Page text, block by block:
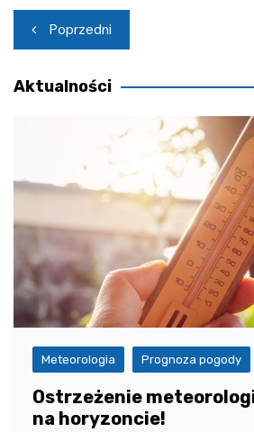
Nawigacja
wpisu
Poprzedni
Aktualności
Meteorologia Prognoza pogody
Ostrzeżenie
na horyzoncie!